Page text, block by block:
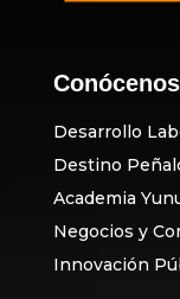
Conócenos
Desarrollo
Destino
Academia
Negocios y
Innovación